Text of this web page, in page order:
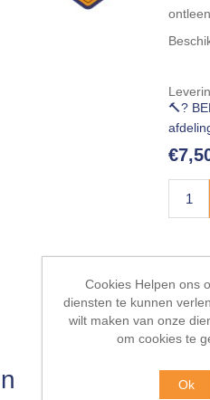
🔨?
Cookies Helpen ons
diensten te kunnen
wilt maken van onze
om cookies te
Ok